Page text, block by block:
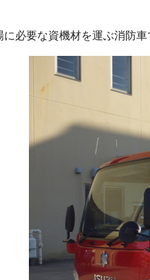
に必要な資機材を運ぶ消防車